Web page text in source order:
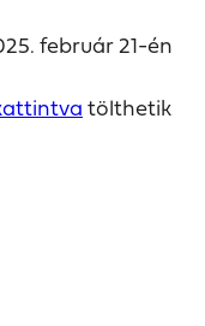
február 21-én
tölthetik